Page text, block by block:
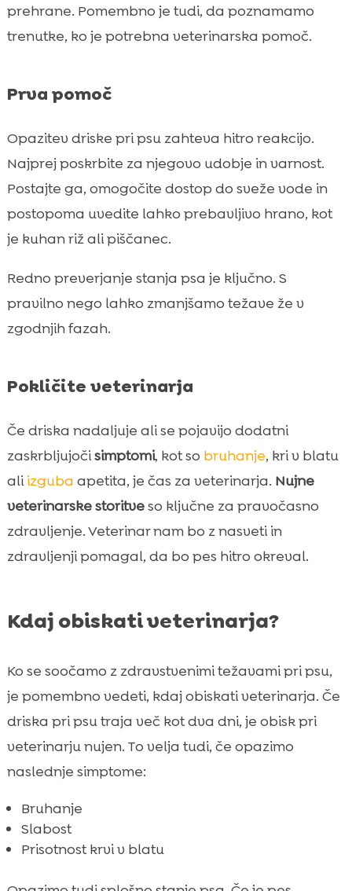
prehrane. Pomembno je tudi, da poznamamo
trenutke, ko je potrebna veterinarska pomoč.
Prva pomoč
Opazitev driske pri psu zahteva hitro reakcijo.
Najprej poskrbite za njegovo udobje in varnost.
Postajte ga, omogočite dostop do sveže vode in
postopoma uvedite lahko prebavljivo hrano, kot
je kuhan riž ali piščanec.
Redno preverjanje stanja psa je ključno. S
pravilno nego lahko zmanjšamo težave že v
zgodnjih fazah.
Pokličite veterinarja
Če driska nadaljuje ali se pojavijo dodatni
zaskrbljujočisimptomi, kot so bruhanje, kri v blatu
aliizguba apetita, je čas za veterinarja. Nujne
veterinarske storitveso ključne za pravočasno
zdravljenje. Veterinar nam bo z nasveti in
zdravljenji pomagal, da bo pes hitro okreval.
Kdaj obiskati veterinarja?
Ko se soočamo z zdravstvenimi težavami pri psu,
je pomembno vedeti, kdaj obiskati veterinarja. Če
driska pri psu traja več kot dva dni, je obisk pri
veterinarju nujen. To velja tudi, če opazimo
naslednje simptome:
Bruhanje
Slabost
Prisotnost krvi v blatu